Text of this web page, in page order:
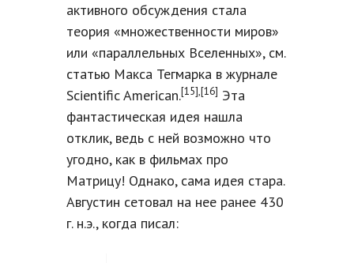
активного обсуждения стала
теория «множественности миров»
или «параллельных Вселенных», см.
статью Макса Тегмарка в журнале
Scientific American.[15],[16] Эта
фантастическая идея нашла
отклик, ведь с ней возможно что
угодно, как в фильмах про
Матрицу! Однако, сама идея стара.
Августин сетовал на нее ранее 430
г. н.э., когда писал: